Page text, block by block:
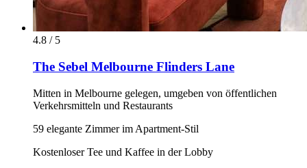
4.8 / 5
The Sebel Melbourne Flinders Lane
Mitten in Melbourne gelegen, umgeben von öffentlichen
Verkehrsmitteln und Restaurants
59 elegante Zimmer im Apartment-Stil
Kostenloser Tee und Kaffee in der Lobby